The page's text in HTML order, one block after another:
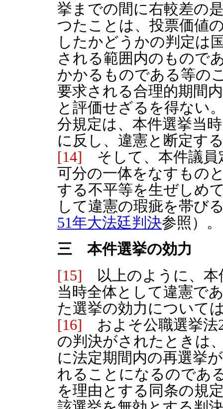
挙までの間に右較差の
つたことは、投票価値
したかどうかの判定は
される範囲内のもので
かかるものである等の
要求される合理的期間
と評価せざるを得ない
分規定は、本件選挙当
に反し、違憲と断定す
[14] そして、本件議員
可分の一体をなすもの
する不平等を生ぜしめ
して違憲の瑕疵を帯び
51年大法廷判決参照）。
三 本件選挙の効力
[15] 以上のように、本
当時全体として違憲で
た選挙の効力について
[16] およそ公職選挙法
の判決がされたときは
に法定期間内の再選挙
れることになるのであ
を理由とする同条の規